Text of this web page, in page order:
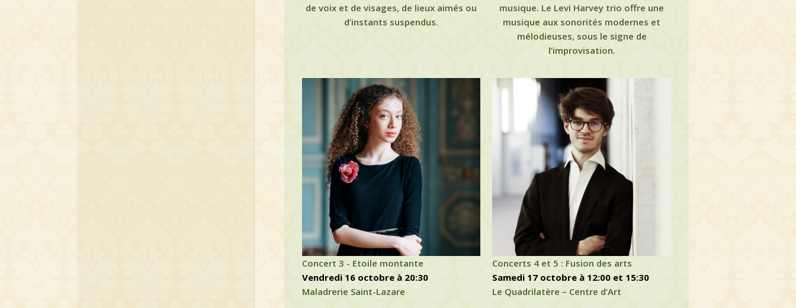
de voix et de visages, de lieux aimés ou
d’instants suspendus.
musique. Le Levi Harvey trio offre une
musique aux sonorités modernes et
mélodieuses, sous le signe de
l’improvisation.
Concert 3 - Etoile montante
vendredi 16 octobre à 20:30
Maladrerie Saint-Lazare
Concerts 4 et 5 : Fusion des arts
samedi 17 octobre à 12:00 et 15:30
Le Quadrilatère – Centre d’Art